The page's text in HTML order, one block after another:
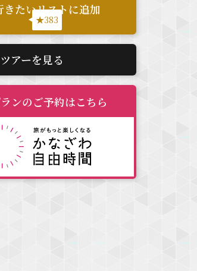
きたいリストに追加
★383
アーを見る
ンのご予約はこちら